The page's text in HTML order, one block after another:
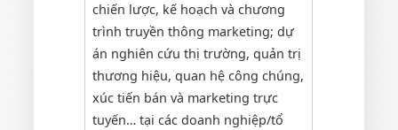
chiến lược, kế hoạch và chương
trình truyền thông marketing; dự
án nghiên cứu thị trường, quản trị
thương hiệu, quan hệ công chúng,
xúc tiến bán và marketing trực
tuyến… tại các doanh nghiệp/tổ